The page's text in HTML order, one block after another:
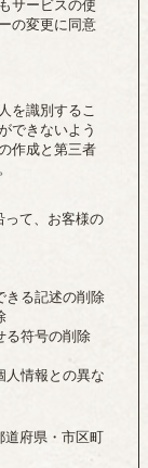
サービスの使
の変更に同意
を識別するこ
できないよう
作成と第三者
って、お客様の
きる記述の削除
る符号の削除
人情報との異な
道府県・市区町